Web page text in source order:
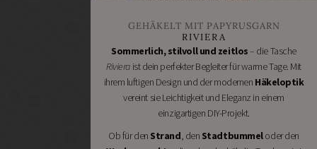
Handgemachtes
Schneidereibedarf
Handarbeitszubehör
DIY
Online
Shops
Schmuckzubehör
GEHÄKELT MIT PAPYRUSGARN
RIVIERA
Sommerlich, stilvoll und zeitlos– die Tasche
Rivieraist dein perfekter Begleiter für warme Tage. Mit
ihrem luftigen Design und der modernen Häkeloptik
vereint sie Leichtigkeit und Eleganz in einem
einzigartigen DIY-Projekt.
Ob für den Strand, den Stadtbummeloder den